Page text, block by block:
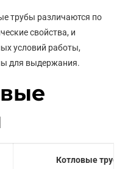
трубы различаются по
свойства, и
условий работы,
для выдержания.
Котловые трубы